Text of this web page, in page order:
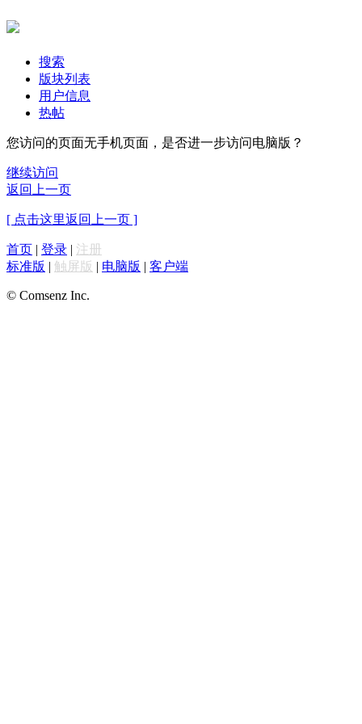
搜索
版块列表
用户信息
热帖
您访问的页面无手机页面，是否进一步访问电脑版？
继续访问
返回上一页
[ 点击这里返回上一页 ]
首页 | 登录 | 注册
标准版 | 触屏版 | 电脑版 | 客户端
© Comsenz Inc.